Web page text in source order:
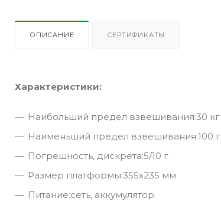
ОПИСАНИЕ СЕРТИФИКАТЫ
Характеристики:
Наибольший предел взвешивания:30 кг
Наименьший предел взвешивания:100 г
Погрешность, дискрета:5/10 г
Размер платформы:355х235 мм
Питание:сеть, аккумулятор.